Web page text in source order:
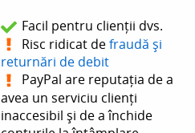
Facil pentru clienții dvs.
Risc ridicat defraudă și
returnări de debit
PayPal are reputația de a
avea un serviciu clienți
inaccesibil și de a închide